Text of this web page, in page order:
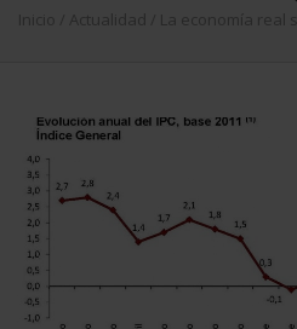
Inicio Actualidad La economía real